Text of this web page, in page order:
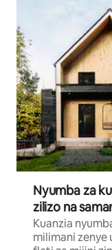
Nyumba za
zilizo na
Kuanzia
milimani zenye